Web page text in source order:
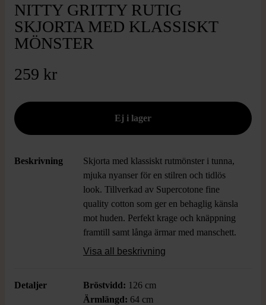
NITTY GRITTY RUTIG
SKJORTA MED KLASSISKT
MÖNSTER
259 kr
Beskrivning
Skjorta med klassiskt rutmönster i tunna,
mjuka nyanser för en stilren och tidlös
look. Tillverkad av Supercotone fine
quality cotton som ger en behaglig känsla
mot huden. Perfekt krage och knäppning
framtill samt långa ärmar med manschett.
Rutorna i beige, grå och dova toner skapar
Visa all beskrivning
Detaljer Bröstvidd: 126 cm
Ärmlängd: 64 cm